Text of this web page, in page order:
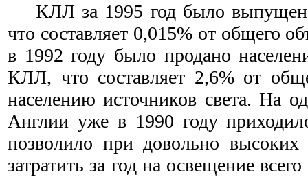
КЛЛ за 1995 год было
что составляет 0,015% от общего
в 1992 году было продано
КЛЛ, что составляет 2,6% от
населению источников света. На
Англии уже в 1990 году
позволило при довольно
затратить за год на освещение